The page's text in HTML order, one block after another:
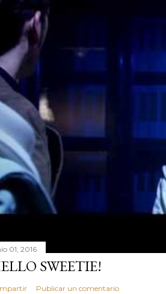
01, 2016
SWEETIE!
Publicar un comentario